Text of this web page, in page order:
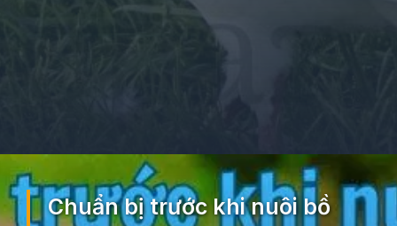
Đang mởhttps://ocopaz.vn/nuoi-bo-cau-71
Chuẩn bị trước khi nuôi bồ